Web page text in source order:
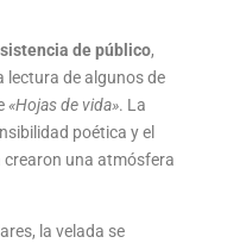
de público,
lectura de algunos de
«Hojas de vida». La
poética y el
una atmósfera
la velada se